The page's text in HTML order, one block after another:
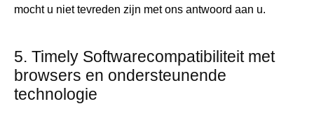
mocht u niet tevreden zijn met ons antwoord aan u.
5. Timely Softwarecompatibiliteit met
browsers en ondersteunende
technologie